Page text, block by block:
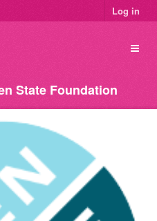
Log in
State Foundation